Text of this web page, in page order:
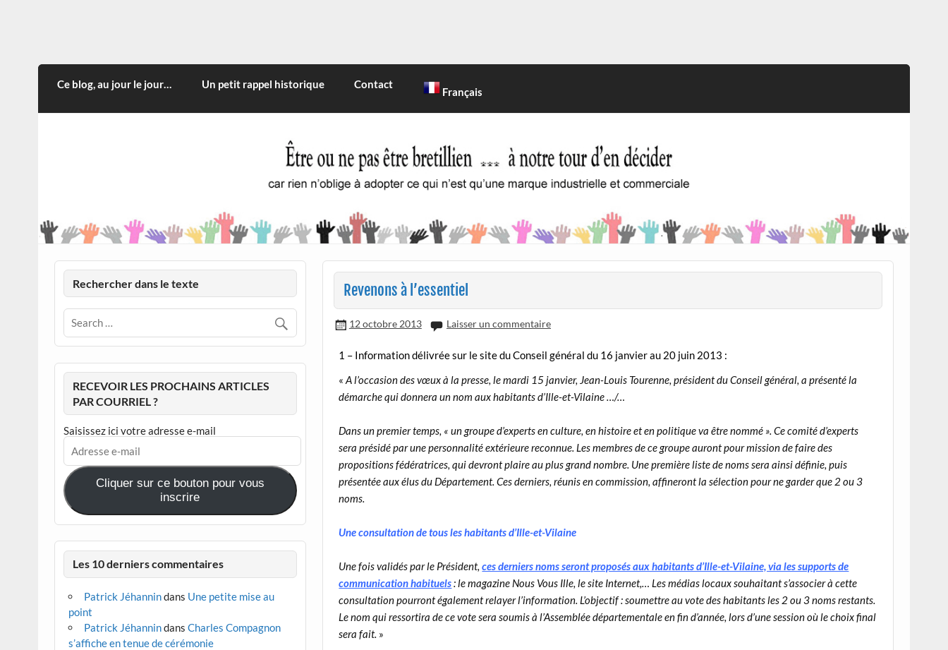
CITOYEN D'ILLE-ET-VILAINE
Ce blog, au jour le jour… Un petit rappel historique Contact
Français
Revenons à l’essentiel
12 octobre 2013 Laisser un commentaire
1 – Information délivrée sur le site du Conseil général du 16 janvier au 20 juin 2013 :
«A l’occasion des vœux à la presse, le mardi 15 janvier, Jean-Louis Tourenne, président du Conseil général, a présenté la
démarche qui donnera un nom aux habitants d’Ille-et-Vilaine …/…
Dans un premier temps, « un groupe d’experts en culture, en histoire et en politique va être nommé ». Ce comité d’experts
sera présidé par une personnalité extérieure reconnue. Les membres de ce groupe auront pour mission de faire des
propositions fédératrices, qui devront plaire au plus grand nombre. Une première liste de noms sera ainsi définie, puis
présentée aux élus du Département. Ces derniers, réunis en commission, affineront la sélection pour ne garder que 2 ou 3
noms.
Une consultation de tous les habitants d’Ille-et-Vilaine
Une fois validés par le Président,ces derniers noms seront proposés aux habitants d’Ille-et-Vilaine, via les supports de
communication habituels: le magazine Nous Vous Ille, le site Internet,… Les médias locaux souhaitant s’associer à cette
consultation pourront également relayer l’information. L’objectif : soumettre au vote des habitants les 2 ou 3 noms restants.
Le nom qui ressortira de ce vote sera soumis à l’Assemblée départementale en fin d’année, lors d’une session où le choix final
sera fait. »
Rechercher dans le texte
RECEVOIR LES PROCHAINS ARTICLES
PAR COURRIEL ?
Saisissez ici votre adresse e-mail
Adresse
e-
mail
Cliquer sur ce bouton pour vous
inscrire
Les 10 derniers commentaires
Patrick Jéhannindans Une petite mise au
point
Patrick Jéhannindans Charles Compagnon
s’affiche en tenue de cérémonie